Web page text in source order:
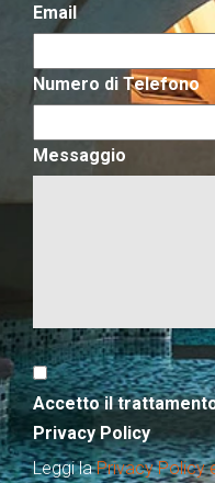
Email
Numero di Telefono
Messaggio
Accetto il
Privacy Policy
Leggi laPrivacy Policy